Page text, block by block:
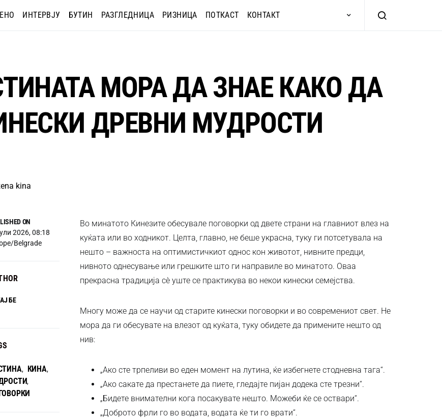
ИНТЕРВЈУ БУТИН РАЗГЛЕДНИЦА РИЗНИЦА ПОТКАСТ КОНТАКТ
МОРА ДА ЗНАЕ КАКО ДА
ДРЕВНИ МУДРОСТИ
ON
2026, 08:18
Belgrade
БЕ
, КИНА,
,
Во минатото Кинезите обесувале поговорки од двете страни на главниот влез на
куќата или во ходникот. Целта, главно, не беше украсна, туку ги потсетувала на
нешто – важноста на оптимистичкиот однос кон животот, нивните предци,
нивното однесување или грешките што ги направиле во минатото. Оваа
прекрасна традиција сè уште се практикува во некои кинески семејства.
Многу може да се научи од старите кинески поговорки и во современиот свет. Не
мора да ги обесувате на влезот од куќата, туку обидете да примените нешто од
нив:
„Ако сте трпеливи во еден момент на лутина, ќе избегнете стодневна тага“.
„Ако сакате да престанете да пиете, гледајте пијан додека сте трезни“.
„Бидете внимателни кога посакувате нешто. Можеби ќе се оствари“.
„Доброто фрли го во водата, водата ќе ти го врати“.